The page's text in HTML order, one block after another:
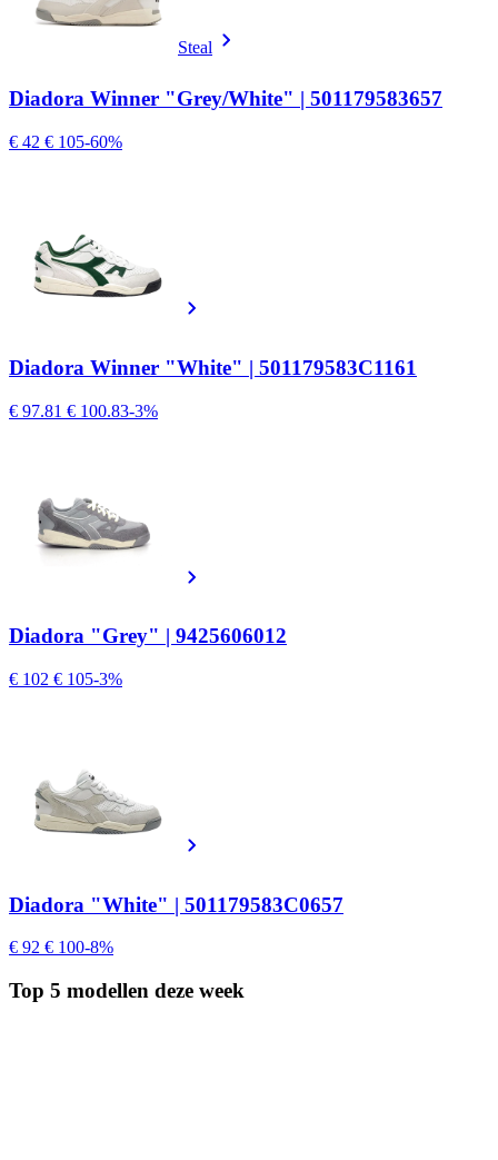
Steal
Diadora Winner "Grey/White" | 501179583657
€ 42 € 105-60%
Diadora Winner "White" | 501179583C1161
€ 97.81 € 100.83-3%
Diadora "Grey" | 9425606012
€ 102 € 105-3%
Diadora "White" | 501179583C0657
€ 92 € 100-8%
Top 5 modellen deze week